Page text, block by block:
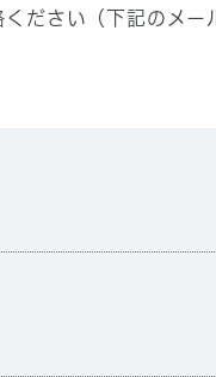
ださい（下記のメー